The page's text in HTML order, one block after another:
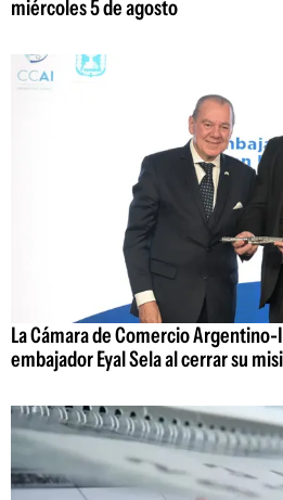
miércoles 5 de agosto
La Cámara de Comercio
embajador Eyal Sela al cerrar su